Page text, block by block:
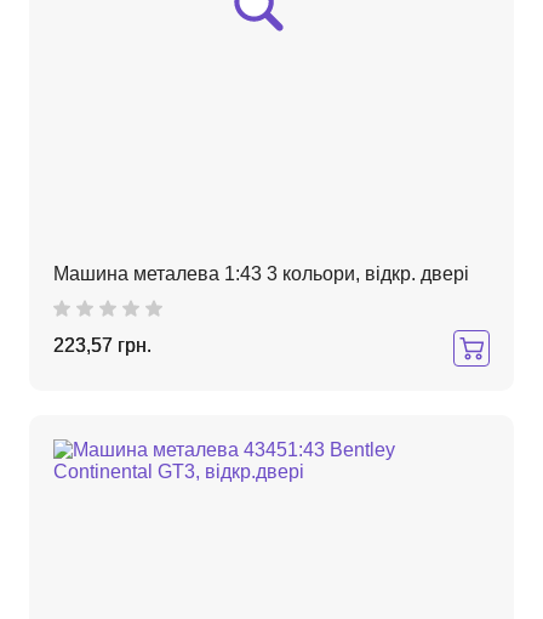
Машина металева 1:43 3 кольори, відкр. двері
223,57 грн.